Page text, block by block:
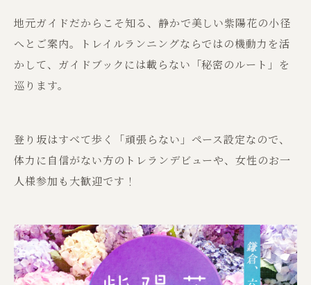
地元ガイドだからこそ知る、静かで美しい紫陽花の小径
へとご案内。トレイルランニングならではの機動力を活
かして、ガイドブックには載らない「秘密のルート」を
巡ります。
登り坂はすべて歩く「頑張らない」ペース設定なので、
体力に自信がない方のトレランデビューや、女性のお一
人様参加も大歓迎です！